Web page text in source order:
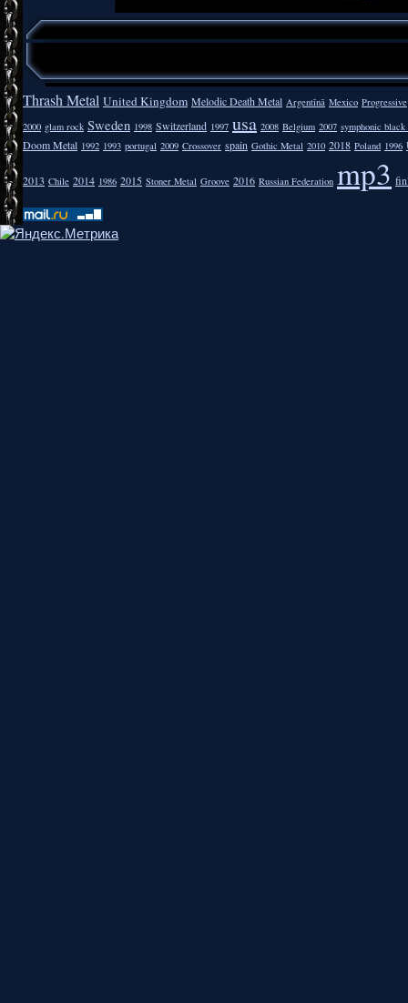
Thrash Metal United Kingdom Melodic Death Metal Argentīnā Mexico Progressive
2000 glam rock Sweden 1998 Switzerland 1997 usa 2008 Belgium 2007 symphonic
Doom Metal 1992 1993 portugal 2009 Crossover spain Gothic Metal 2010 2018 Poland 1996
2013 Chile 2014 1986 2015 Stoner Metal Groove 2016 Russian Federation mp3